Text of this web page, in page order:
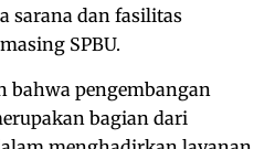
sarana dan fasilitas
SPBU.
bahwa pengembangan
bagian dari